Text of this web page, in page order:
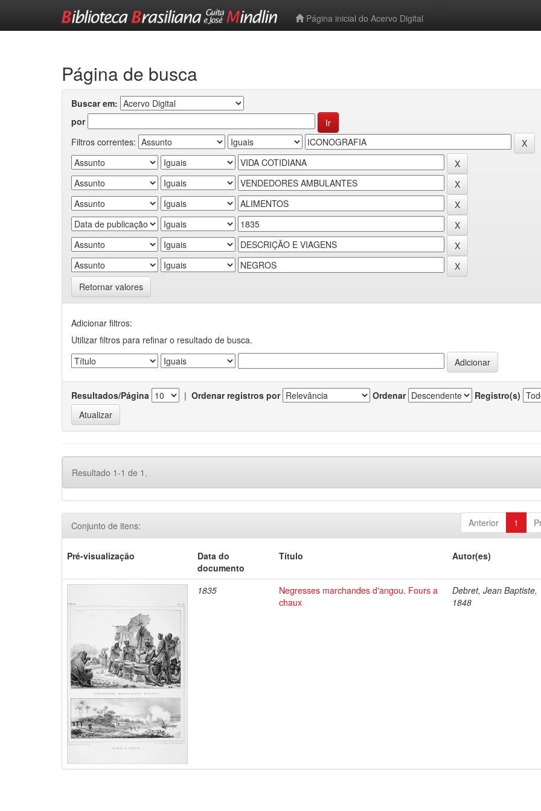
Página inicial do Acervo Digital
Página de busca
Buscar em:
por
Filtros correntes:
Retornar valores
Adicionar filtros:
Utilizar filtros para refinar o resultado de busca.
Resultados/Página | Ordenar registros por Ordenar Registro(s)
Resultado 1-1 de 1.
Anterior 1
Conjunto de itens:
Pré-visualização
Data do
documento
Título Autor(es)
1835
Negresses marchandes d'angou. Fours a
chaux
Debret, Jean Baptiste,
1848